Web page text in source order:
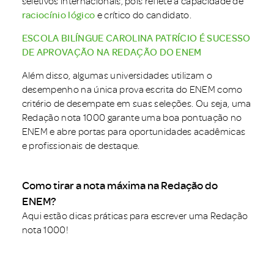
raciocínio lógico e crítico do candidato.
ESCOLA BILÍNGUE CAROLINA PATRÍCIO É SUCESSO
DE APROVAÇÃO NA REDAÇÃO DO ENEM
Além disso, algumas universidades utilizam o
desempenho na única prova escrita do ENEM como
critério de desempate em suas seleções. Ou seja, uma
Redação nota 1000 garante uma boa pontuação no
ENEM e abre portas para oportunidades acadêmicas
e profissionais de destaque.
Como tirar a nota máxima na Redação do
ENEM?
Aqui estão dicas práticas para escrever uma Redação
nota 1000!